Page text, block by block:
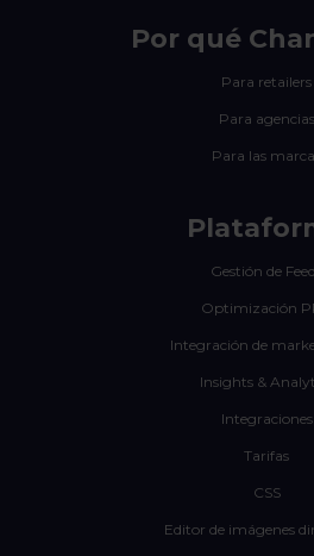
Por qué
Para retailers
Para agencias
Para las
Gestión de
Optimización
Integración de
Insights &
Integraciones
Tarifas
CSS
Editor de imágenes